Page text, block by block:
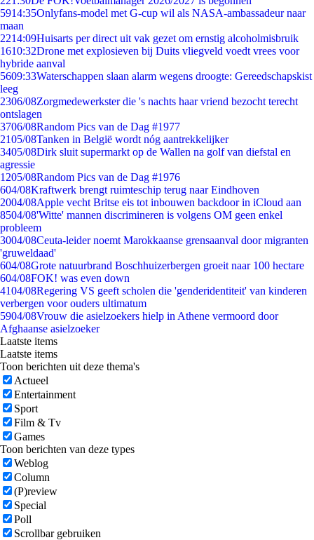
5914:35Onlyfans-model met G-cup wil als NASA-ambassadeur naar
maan
2214:09Huisarts per direct uit vak gezet om ernstig alcoholmisbruik
1610:32Drone met explosieven bij Duits vliegveld voedt vrees voor
hybride aanval
5609:33Waterschappen slaan alarm wegens droogte: Gereedschapskist
leeg
2306/08Zorgmedewerkster die 's nachts haar vriend bezocht terecht
ontslagen
3706/08Random Pics van de Dag #1977
2105/08Tanken in België wordt nóg aantrekkelijker
3405/08Dirk sluit supermarkt op de Wallen na golf van diefstal en
agressie
1205/08Random Pics van de Dag #1976
604/08Kraftwerk brengt ruimteschip terug naar Eindhoven
2004/08Apple vecht Britse eis tot inbouwen backdoor in iCloud aan
8504/08'Witte' mannen discrimineren is volgens OM geen enkel
probleem
3004/08Ceuta-leider noemt Marokkaanse grensaanval door migranten
'gruweldaad'
604/08Grote natuurbrand Boschhuizerbergen groeit naar 100 hectare
604/08FOK! was even down
4104/08Regering VS geeft scholen die 'genderidentiteit' van kinderen
verbergen voor ouders ultimatum
5904/08Vrouw die asielzoekers hielp in Athene vermoord door
Afghaanse asielzoeker
Laatste items
Laatste items
Toon berichten uit deze thema's
Actueel
Entertainment
Sport
Film & Tv
Games
Toon berichten van deze types
Weblog
Column
(P)review
Special
Poll
Scrollbar gebruiken